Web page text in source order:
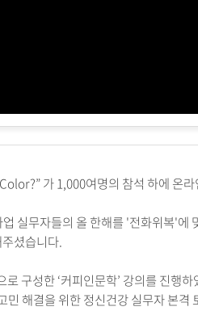
Color?” 가1,000여명의 참석 하에 온
실무자들의 올 한해를'전화위복'에
셨습니다.
로 구성한‘커피인문학’ 강의를 진행하
민 해결을 위한 정신건강 실무자 본격